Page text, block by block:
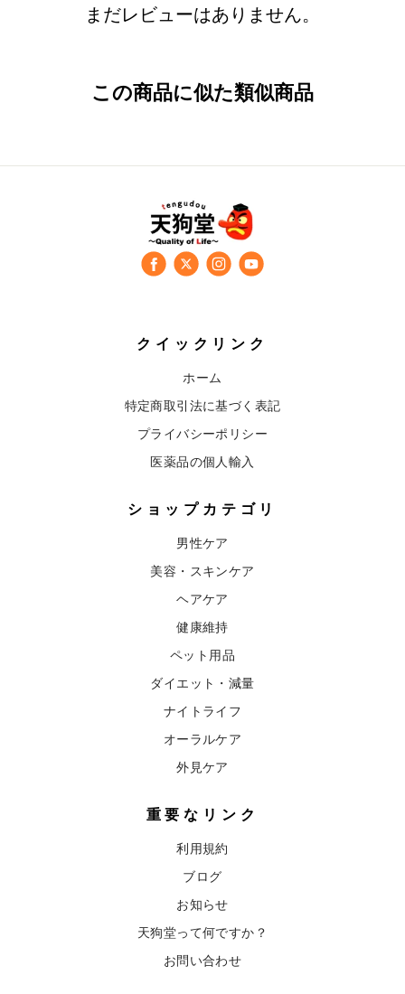
まだレビューはありません。
この商品に似た類似商品
クイックリンク
ホーム
特定商取引法に基づく表記
プライバシーポリシー
医薬品の個人輸入
ショップカテゴリ
男性ケア
美容・スキンケア
ヘアケア
健康維持
ペット用品
ダイエット・減量
ナイトライフ
オーラルケア
外見ケア
重要なリンク
利用規約
ブログ
お知らせ
天狗堂って何ですか？
お問い合わせ